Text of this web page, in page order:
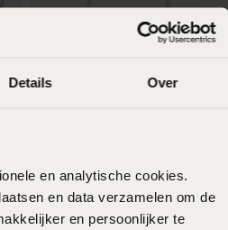
Details Over
en analytische cookies.
en data verzamelen om de
en persoonlijker te